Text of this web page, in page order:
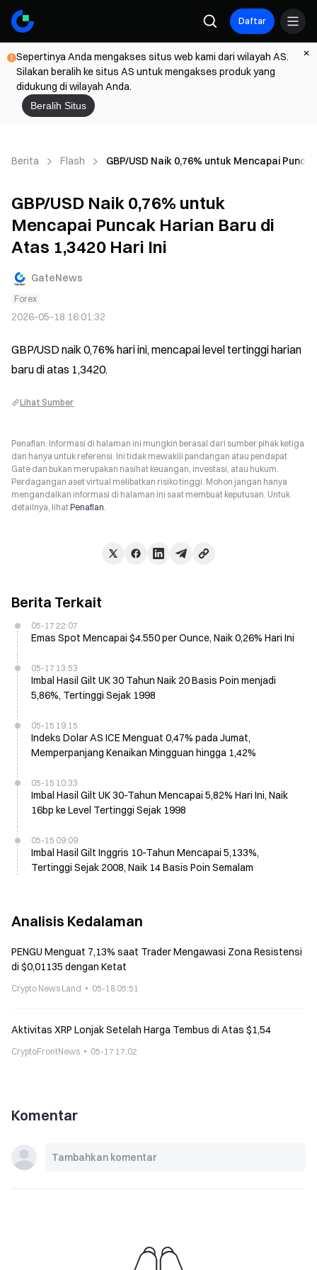
Daftar
Sepertinya Anda mengakses situs web kami dari wilayah AS.
Silakan beralih ke situs AS untuk mengakses produk yang
didukung di wilayah Anda.
Beralih Situs
Berita Flash GBP/USD Naik 0,76% untuk Mencapai
GBP/USD Naik 0,76% untuk
Mencapai Puncak Harian Baru di
Atas 1,3420 Hari Ini
GateNews
Forex
2026-05-18 16:01:32
GBP/USD naik 0,76% hari ini, mencapai level tertinggi harian
baru di atas 1,3420.
Lihat Sumber
Penafian: Informasi di halaman ini mungkin berasal dari sumber pihak ketiga
dan hanya untuk referensi. Ini tidak mewakili pandangan atau pendapat
Gate dan bukan merupakan nasihat keuangan, investasi, atau hukum.
Perdagangan aset virtual melibatkan risiko tinggi. Mohon jangan hanya
mengandalkan informasi di halaman ini saat membuat keputusan. Untuk
detailnya, lihatPenafian.
Berita Terkait
05-17 22:07
Emas Spot Mencapai $4.550 per Ounce, Naik 0,26% Hari Ini
05-17 13:53
Imbal Hasil Gilt UK 30 Tahun Naik 20 Basis Poin menjadi
5,86%, Tertinggi Sejak 1998
05-15 19:15
Indeks Dolar AS ICE Menguat 0,47% pada Jumat,
Memperpanjang Kenaikan Mingguan hingga 1,42%
05-15 10:33
Imbal Hasil Gilt UK 30-Tahun Mencapai 5,82% Hari Ini, Naik
16bp ke Level Tertinggi Sejak 1998
05-15 09:09
Imbal Hasil Gilt Inggris 10-Tahun Mencapai 5,133%,
Tertinggi Sejak 2008, Naik 14 Basis Poin Semalam
Analisis Kedalaman
PENGU Menguat 7,13% saat Trader Mengawasi Zona Resistensi
di $0,01135 dengan Ketat
Crypto News Land 05-18 05:51
Aktivitas XRP Lonjak Setelah Harga Tembus di Atas $1,54
CryptoFrontNews 05-17 17:02
Komentar